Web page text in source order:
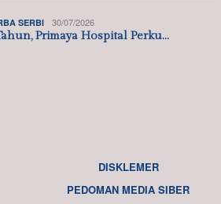
SERBI 30/07/2026
Primaya Hospital Perku…
DISKLEMER
PEDOMAN MEDIA SIBER